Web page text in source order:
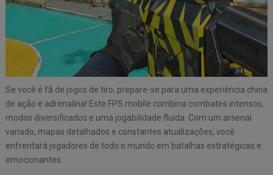
Se você é fã de jogos de tiro, prepare-se para uma experiência cheia
de ação e adrenalina! Este FPS mobile combina combates intensos,
modos diversificados e uma jogabilidade fluida. Com um arsenal
variado, mapas detalhados e constantes atualizações, você
enfrentará jogadores de todo o mundo em batalhas estratégicas e
emocionantes.